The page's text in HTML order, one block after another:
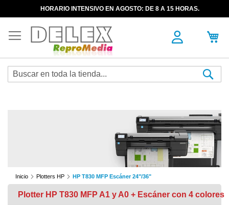
HORARIO INTENSIVO EN AGOSTO: DE 8 A 15 HORAS.
Inicio Plotters HP HP T830 MFP Escáner 24"/36"
Plotter HP T830 MFP A1 y A0 + Escáner con 4 colores